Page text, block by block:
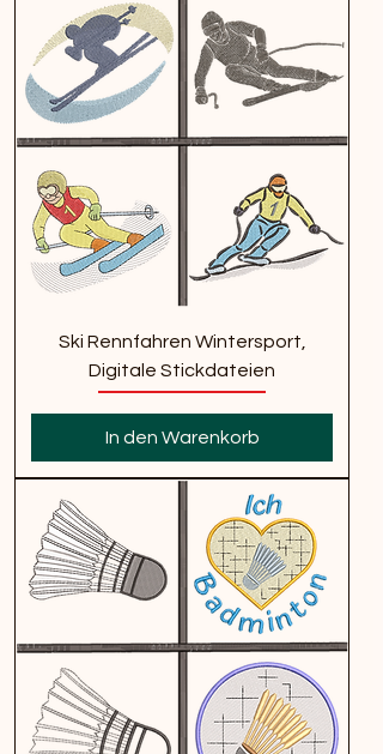
Ski Rennfahren Wintersport,
Digitale Stickdateien
In den Warenkorb